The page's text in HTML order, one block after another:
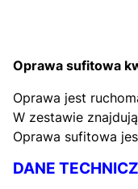
Oprawa sufitowa
Oprawa jest
W zestawie
Oprawa sufitowa
DANE